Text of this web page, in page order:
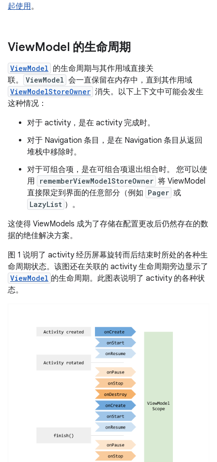
起使用。
ViewModel 的生命周期
ViewModel 的生命周期与其作用域直接关
联。
ViewModel 会一直保留在内存中，直到其作用域
ViewModelStoreOwner 消失。以下上下文中可能会发生
这种情况：
对于 activity，是在 activity 完成时。
对于 Navigation 条目，是在 Navigation 条目从返回
堆栈中移除时。
对于可组合项，是在可组合项退出组合时。 您可以使
用
rememberViewModelStoreOwner 将 ViewModel
直接限定到界面的任意部分（例如 Pager 或
LazyList ）。
这使得 ViewModels 成为了存储在配置更改后仍然存在的数
据的绝佳解决方案。
图 1 说明了 activity 经历屏幕旋转而后结束时所处的各种生
命周期状态。该图还在关联的 activity 生命周期旁边显示了
ViewModel 的生命周期。此图表说明了 activity 的各种状
态。